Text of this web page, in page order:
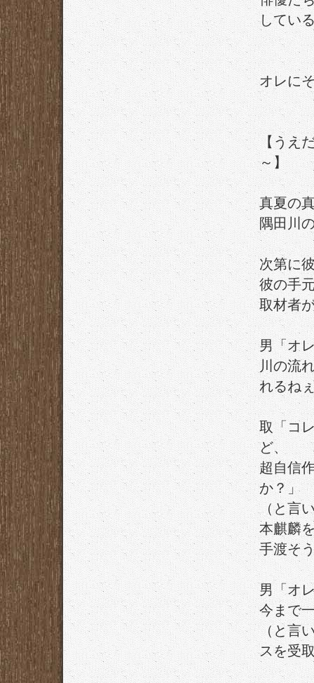
してい
オレに
【うえ
～】
真夏の
隅田川
次第に
彼の手
取材者
男「オ
川の流
れるね
取「コ
ど、
超自信
か？」
（と言
本麒麟
手渡そ
男「オ
今まで
（と言
スを受